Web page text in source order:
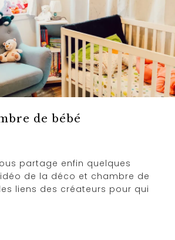
de bébé
partage enfin quelques
de la déco et chambre de
liens des créateurs pour qui